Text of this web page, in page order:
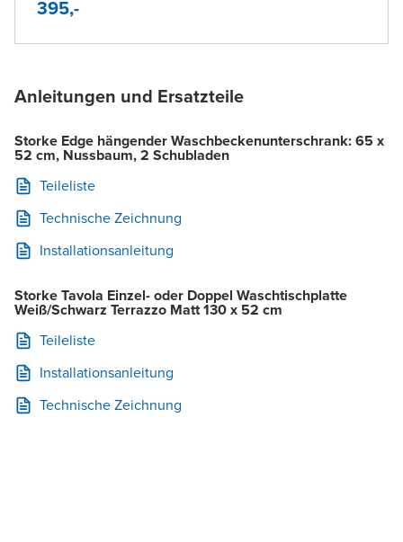
395,-
Anleitungen und Ersatzteile
Storke Edge hängender Waschbeckenunterschrank: 65 x
52 cm, Nussbaum, 2 Schubladen
Teileliste
Technische Zeichnung
Installationsanleitung
Storke Tavola Einzel- oder Doppel Waschtischplatte
Weiß/Schwarz Terrazzo Matt 130 x 52 cm
Teileliste
Installationsanleitung
Technische Zeichnung